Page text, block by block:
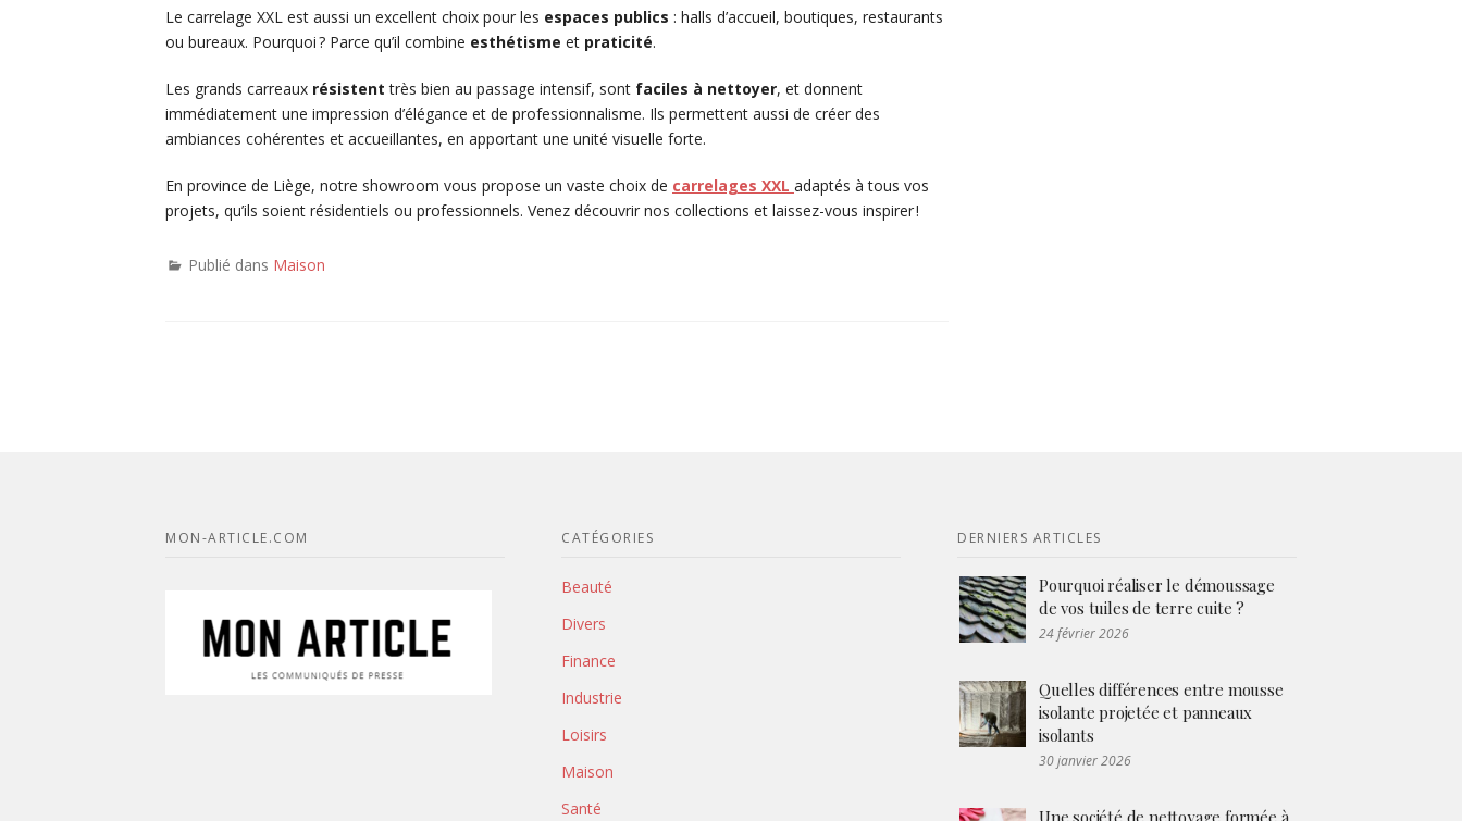
Le carrelage XXL est aussi un excellent choix pour les espaces publics : halls d’accueil, boutiques, restaurants
ou bureaux. Pourquoi ? Parce qu’il combine esthétisme et praticité.
Les grands carreaux résistent très bien au passage intensif, sont faciles à nettoyer, et donnent
immédiatement une impression d’élégance et de professionnalisme. Ils permettent aussi de créer des
ambiances cohérentes et accueillantes, en apportant une unité visuelle forte.
En province de Liège, notre showroom vous propose un vaste choix de carrelages XXL adaptés à tous vos
projets, qu’ils soient résidentiels ou professionnels. Venez découvrir nos collections et laissez-vous inspirer !
Publié dans Maison
MON-ARTICLE.COM CATÉGORIES
Beauté
Divers
Finance
Industrie
Loisirs
Maison
Santé
DERNIERS ARTICLES
Pourquoi réaliser le démoussage
de vos tuiles de terre cuite ?
24 février 2026
Quelles différences entre mousse
isolante projetée et panneaux
isolants
30 janvier 2026
Une société de nettoyage formée à